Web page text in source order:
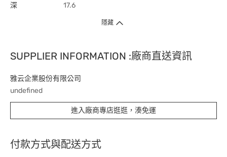
深 17.6
隱藏
SUPPLIER INFORMATION :廠商直送資訊
雅云企業股份有限公司
undefined
進入廠商專店逛逛，湊免運
付款方式與配送方式